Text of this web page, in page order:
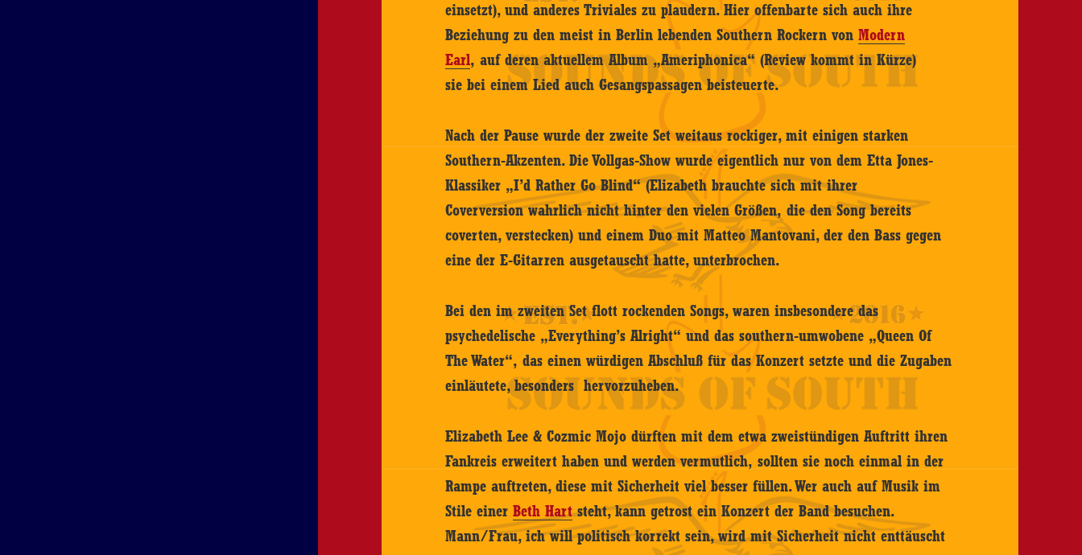
einsetzt), und anderes Triviales zu plaudern. Hier offenbarte sich auch ihre
Beziehung zu den meist in Berlin lebenden Southern Rockern vonModern
Earl, auf deren aktuellem Album „Ameriphonica“ (Review kommt in Kürze)
sie bei einem Lied auch Gesangspassagen beisteuerte.
Nach der Pause wurde der zweite Set weitaus rockiger, mit einigen starken
Southern-Akzenten. Die Vollgas-Show wurde eigentlich nur von dem Etta Jones-
Klassiker „I’d Rather Go Blind“ (Elizabeth brauchte sich mit ihrer
Coverversion wahrlich nicht hinter den vielen Größen, die den Song bereits
coverten, verstecken) und einem Duo mit Matteo Mantovani, der den Bass gegen
eine der E-Gitarren ausgetauscht hatte, unterbrochen.
Bei den im zweiten Set flott rockenden Songs, waren insbesondere das
psychedelische „Everything’s Alright“ und das southern-umwobene „Queen Of
The Water“, das einen würdigen Abschluß für das Konzert setzte und die Zugaben
einläutete, besonders hervorzuheben.
Elizabeth Lee & Cozmic Mojo dürften mit dem etwa zweistündigen Auftritt ihren
Fankreis erweitert haben und werden vermutlich, sollten sie noch einmal in der
Rampe auftreten, diese mit Sicherheit viel besser füllen. Wer auch auf Musik im
Stile einerBeth Hartsteht, kann getrost ein Konzert der Band besuchen.
Mann/Frau, ich will politisch korrekt sein, wird mit Sicherheit nicht enttäuscht